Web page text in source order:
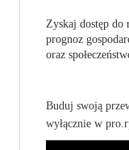
Zyskaj dostęp do
prognoz
oraz
Buduj swoją
wyłącznie w